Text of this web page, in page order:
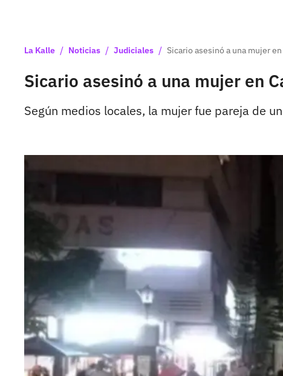
La Kalle / Noticias / Judiciales / Sicario asesinó a una mujer
Sicario asesinó a una mujer en
Según medios locales, la mujer fue pareja de